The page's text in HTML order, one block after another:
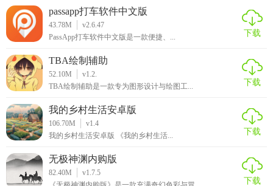
passapp打车软件中文版
43.78M
v2.6.47
PassApp打车软件中文版是一款便捷、...
下载
TBA绘制辅助
52.10M
v1.2.
TBA绘制辅助是一款专为图形设计与绘图工...
下载
我的乡村生活安卓版
106.70M
v1.4
我的乡村生活安卓版 《我的乡村生活...
下载
无极神渊内购版
82.40M
v1.7.5
下载